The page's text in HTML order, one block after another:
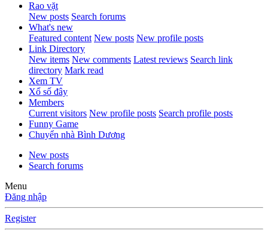
Rao vặt
New posts Search forums
What's new
Featured content New posts New profile posts
Link Directory
New items New comments Latest reviews Search link
directory Mark read
Xem TV
Xổ số đây
Members
Current visitors New profile posts Search profile posts
Funny Game
Chuyển nhà Bình Dương
New posts
Search forums
Menu
Đăng nhập
Register